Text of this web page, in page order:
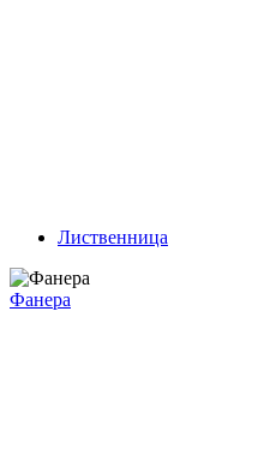
Лиственница
Фанера